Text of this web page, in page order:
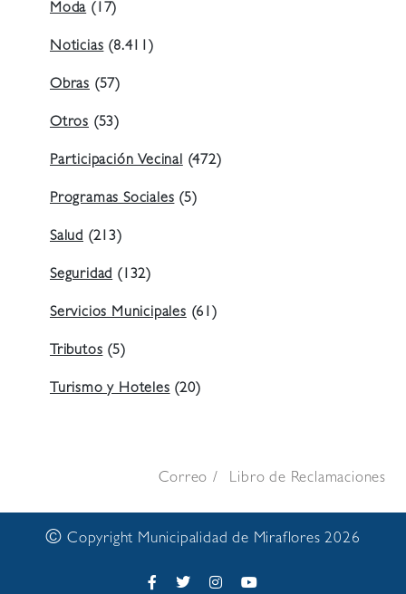
Moda(17)
Noticias(8.411)
Obras (57)
Otros (53)
Participación Vecinal(472)
Programas Sociales(5)
Salud (213)
Seguridad(132)
Servicios Municipales(61)
Tributos(5)
Turismo y Hoteles(20)
Correo Libro de Reclamaciones
© Copyright Municipalidad de Miraflores 2026